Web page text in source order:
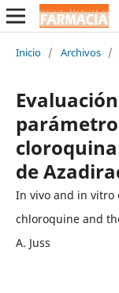
Inicio / Archivos /
de
In vivo and in vitro
chloroquine and
A. Juss